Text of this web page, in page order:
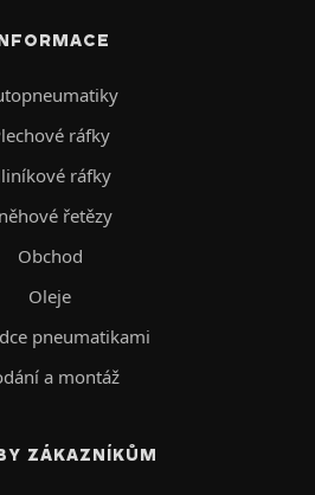
ráfky
ráfky
řetězy
Obchod
Oleje
pneumatikami
a montáž
ZÁKAZNÍKŮM